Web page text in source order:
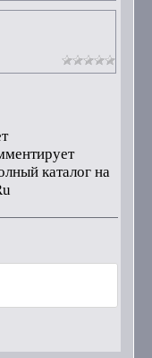
каталог на